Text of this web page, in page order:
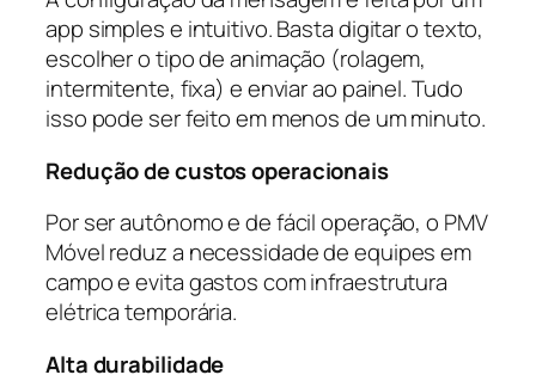
app simples e intuitivo. Basta digitar o texto,
escolher o tipo de animação (rolagem,
intermitente, fixa) e enviar ao painel. Tudo
isso pode ser feito em menos de um minuto.
Redução de custos operacionais
Por ser autônomo e de fácil operação, o PMV
Móvel reduz a necessidade de equipes em
campo e evita gastos com infraestrutura
elétrica temporária.
Alta durabilidade